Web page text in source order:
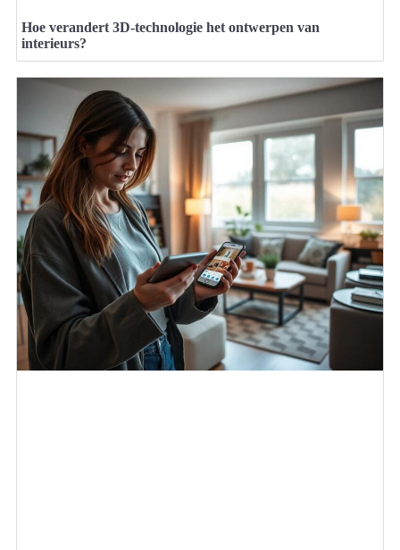
Hoe verandert 3D-technologie het ontwerpen van
interieurs?